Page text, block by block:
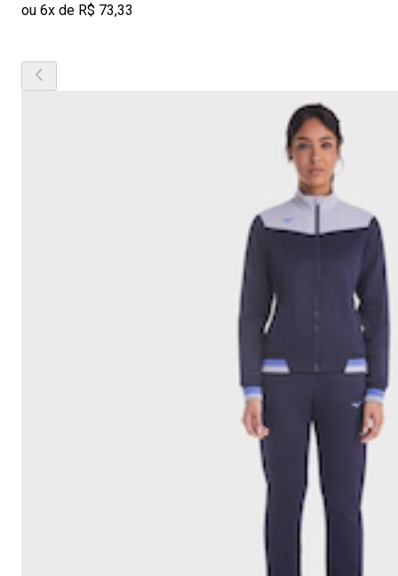
ou 6x de R$ 73,33